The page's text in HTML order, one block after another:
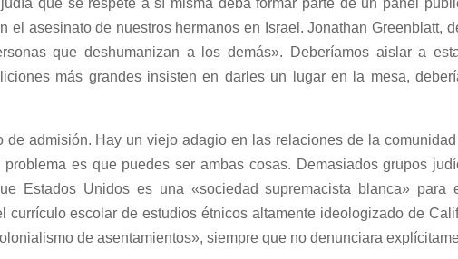
que se respete a sí misma deba formar parte de un panel
el asesinato de nuestros hermanos en Israel. Jonathan Greenblatt,
que deshumanizan a los demás». Deberíamos aislar a
más grandes insisten en darles un lugar en la mesa,
de admisión. Hay un viejo adagio en las relaciones de la
es que puedes ser ambas cosas. Demasiados grupos
Estados Unidos es una «sociedad supremacista blanca»
currículo escolar de estudios étnicos altamente ideologizado de
de asentamientos», siempre que no denunciara